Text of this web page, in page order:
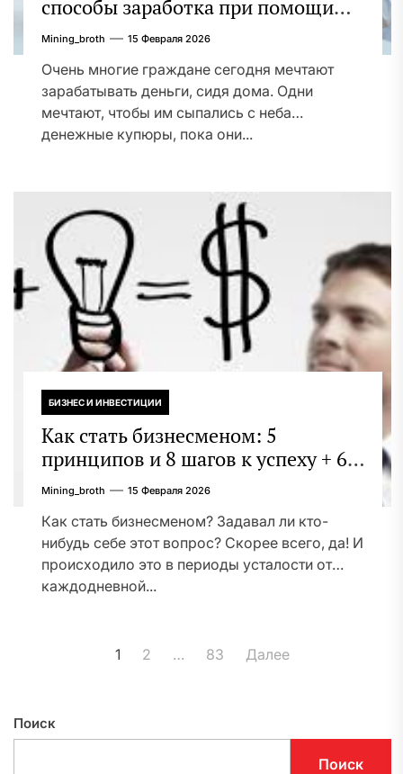
способы заработка при помощи
Интернета и без него
Mining_broth 15 Февраля 2026
Очень многие граждане сегодня мечтают
зарабатывать деньги, сидя дома. Одни
мечтают, чтобы им сыпались с неба
денежные купюры, пока они...
БИЗНЕС И ИНВЕСТИЦИИ
Как стать бизнесменом: 5
принципов и 8 шагов к успеху + 6
этапов и 7 направлений
организации бизнеса
Mining_broth 15 Февраля 2026
Как стать бизнесменом? Задавал ли кто-
нибудь себе этот вопрос? Скорее всего, да! И
происходило это в периоды усталости от
каждодневной...
Пагинация
1 2 … 83 Далее
Поиск
Поиск